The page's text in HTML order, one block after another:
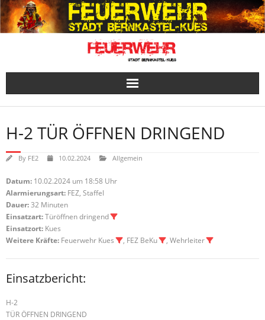
Skip
to
content
H-2 TÜR ÖFFNEN DRINGEND
By FE2 10.02.2024 Allgemein
Datum: 10.02.2024 um 18:58 Uhr
Alarmierungsart: FEZ, Staffel
Dauer:32 Minuten
Einsatzart:Türöffnen dringend
Einsatzort: Kues
Weitere Kräfte: Feuerwehr Kues , FEZ BeKu , Wehrleiter
Einsatzbericht:
H-2
TÜR ÖFFNEN DRINGEND